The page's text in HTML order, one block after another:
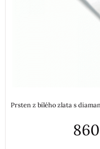
Prsten z bílého zlata s